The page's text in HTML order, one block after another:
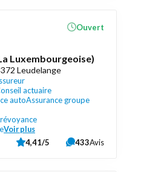
Luxembourgeoise)
Leudelange
actuaire
autoAssurance groupe
Voir plus
Ouvert
4,41/5 433Avis